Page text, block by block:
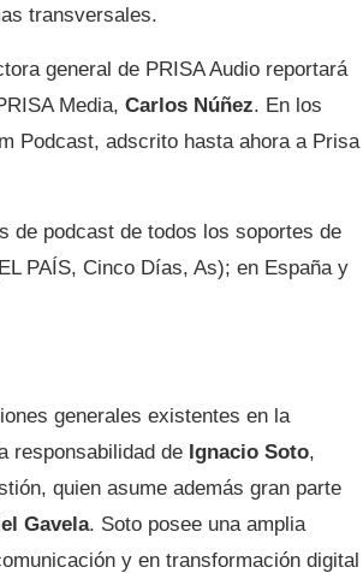
transversales.
general de PRISA Audio reportará
Media, Carlos Núñez. En los
Podcast, adscrito hasta ahora a Prisa
de podcast de todos los soportes de
PAÍS, Cinco Días, As); en España y
generales existentes en la
responsabilidad de Ignacio Soto,
quien asume además gran parte
Gavela. Soto posee una amplia
y en transformación digital